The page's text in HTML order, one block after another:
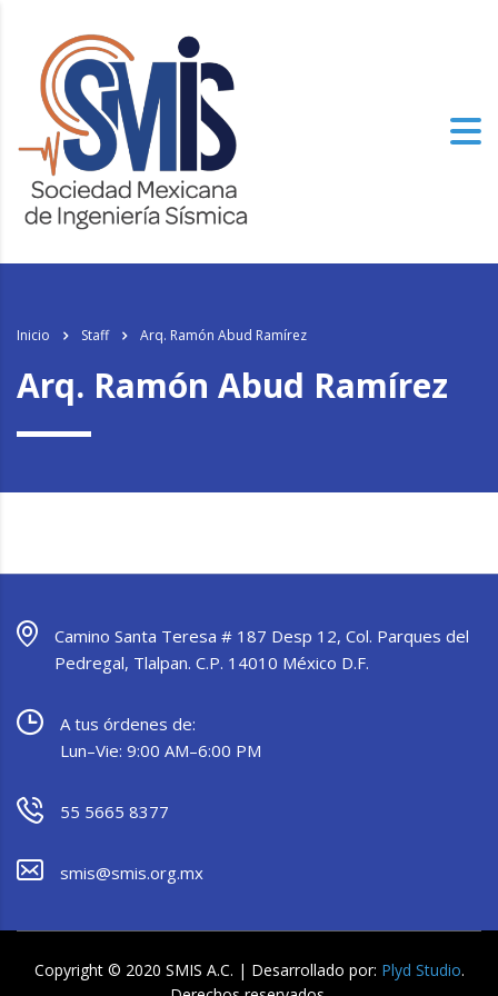
Inicio Staff Arq. Ramón Abud Ramírez
Arq. Ramón Abud Ramírez
Camino Santa Teresa # 187 Desp 12, Col. Parques del
Pedregal, Tlalpan. C.P. 14010 México D.F.
A tus órdenes de:
Lun–Vie: 9:00 AM–6:00 PM
55 5665 8377
smis@smis.org.mx
Copyright © 2020 SMIS A.C. | Desarrollado por: Plyd Studio.